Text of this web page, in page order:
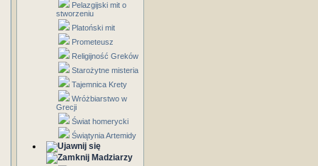
Pelazgijski mit o
stworzeniu
Platoński mit
Prometeusz
Religijność Greków
Starożytne misteria
Tajemnica Krety
Wróżbiarstwo w
Grecji
Świat homerycki
Świątynia Artemidy
Madziarzy